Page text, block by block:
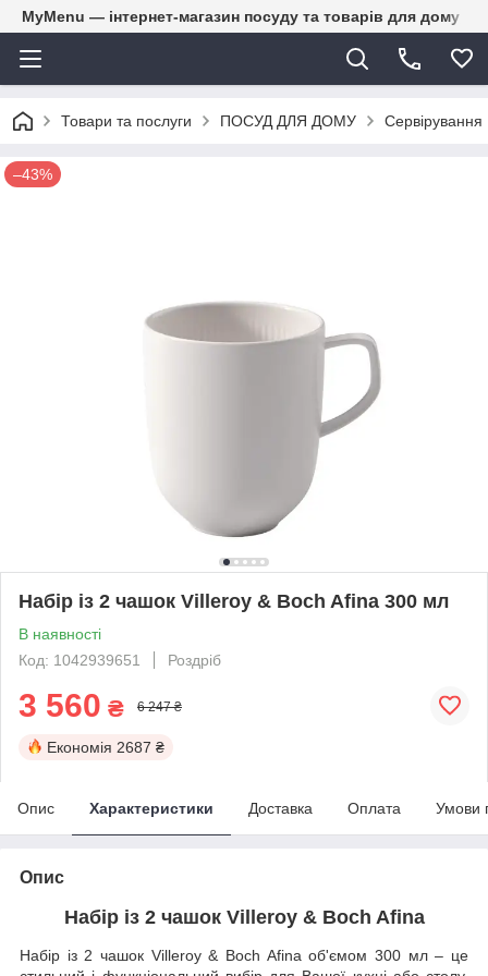
MyMenu — інтернет-магазин посуду та товарів для дому
Товари та послуги ПОСУД ДЛЯ ДОМУ Сервірування
–43%
Набір із 2 чашок Villeroy & Boch Afina 300 мл
В наявності
Код: 1042939651
Роздріб
3 560 ₴ 6 247 ₴
Економія 2687 ₴
Опис Характеристики Доставка Оплата Умови
Опис
Набір із 2 чашок Villeroy & Boch Afina
Набір із 2 чашок Villeroy & Boch Afina об'ємом 300 мл – це